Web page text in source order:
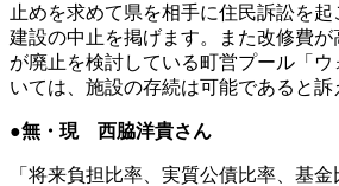
止めを求めて県を相手に住民訴訟を
建設の中止を掲げます。また改修費
が廃止を検討している町営プール「
いては、施設の存続は可能であると訴
●無・現 西脇洋貴さん
「将来負担比率、実質公債比率、基